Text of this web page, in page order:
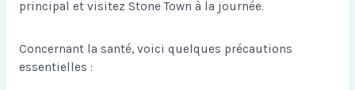
principal et visitez Stone Town à la journée.
Concernant la santé, voici quelques précautions
essentielles :